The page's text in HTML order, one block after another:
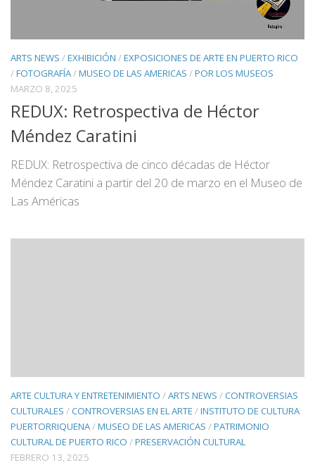
ARTS NEWS /EXHIBICIÓN /EXPOSICIONES DE ARTE EN PUERTO RICO
/FOTOGRAFÍA/MUSEO DE LAS AMERICAS /POR LOS MUSEOS
MARZO 8, 2025
REDUX: Retrospectiva de Héctor
Méndez Caratini
REDUX: Retrospectiva de cinco décadas de Héctor
Méndez Caratini a partir del 20 de marzo en el Museo de
Las Américas
ARTE CULTURA Y ENTRETENIMIENTO /ARTS NEWS /CONTROVERSIAS
CULTURALES /CONTROVERSIAS EN EL ARTE /INSTITUTO DE CULTURA
PUERTORRIQUENA/MUSEO DE LAS AMERICAS /PATRIMONIO
CULTURAL DE PUERTO RICO /PRESERVACIÓN CULTURAL
FEBRERO 13, 2025